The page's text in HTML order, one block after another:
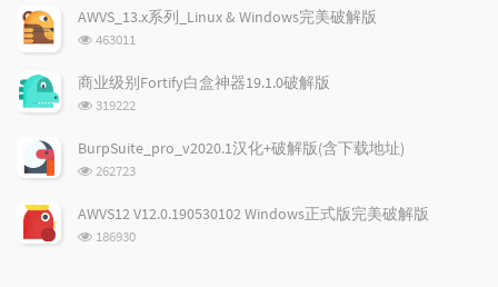
次
AWVS_13.x系列_Linux & Windows完美破解版
浏
次
463011
商业级别Fortify白盒神器19.1.0破解版
浏
次
数:
319222
BurpSuite_pro_v2020.1汉化+破解版(含下载地址)
浏
次
262723
AWVS12 V12.0.190530102 Windows正式版完美破解版
浏
186930